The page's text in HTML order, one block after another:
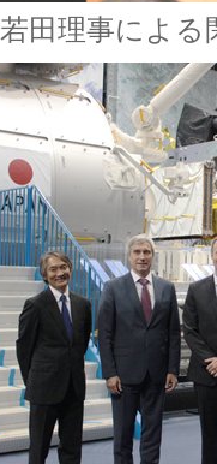
若田理事による